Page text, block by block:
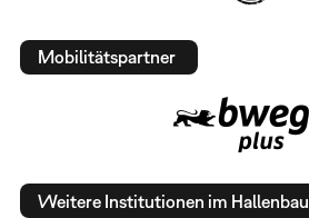
Mobilitätspartner
Weitere Institutionen im Hallenbau